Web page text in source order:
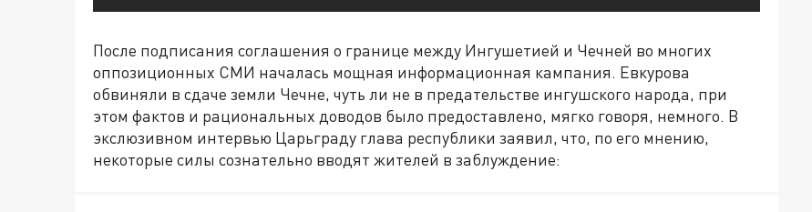
После подписания соглашения о границе между Ингушетией и Чечней во многих
оппозиционных СМИ началась мощная информационная кампания. Евкурова
обвиняли в сдаче земли Чечне, чуть ли не в предательстве ингушского народа, при
этом фактов и рациональных доводов было предоставлено, мягко говоря, немного. В
экслюзивном интервью Царьграду глава республики заявил, что, по его мнению,
некоторые силы сознательно вводят жителей в заблуждение: